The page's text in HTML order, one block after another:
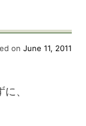
on June 11, 2011
、